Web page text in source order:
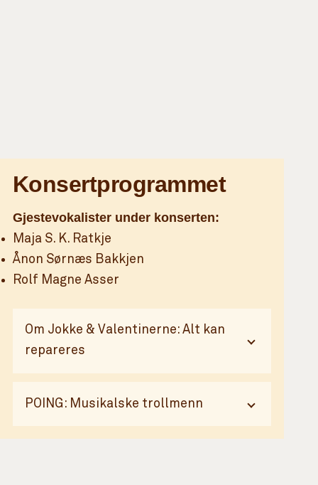
Konsertprogrammet
Gjestevokalister under konserten:
Maja S. K. Ratkje
Ånon Sørnæs Bakkjen
Rolf Magne Asser
Om Jokke & Valentinerne: Alt kan
repareres
POING: Musikalske trollmenn